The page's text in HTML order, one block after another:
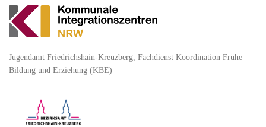
Jugendamt Friedrichshain-Kreuzberg, Fachdienst Koordination Frühe
Bildung und Erziehung (KBE)